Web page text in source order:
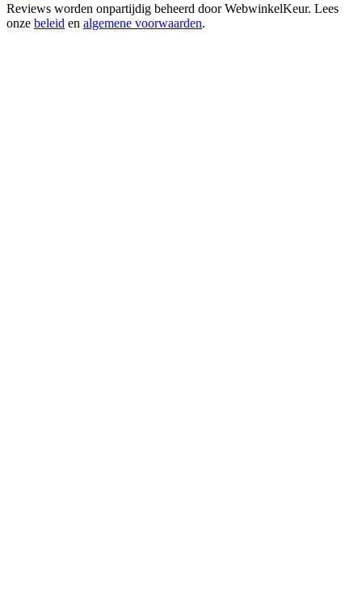
Reviews worden onpartijdig beheerd doorWebwinkelKeur. Lees
onze beleid en algemene voorwaarden.